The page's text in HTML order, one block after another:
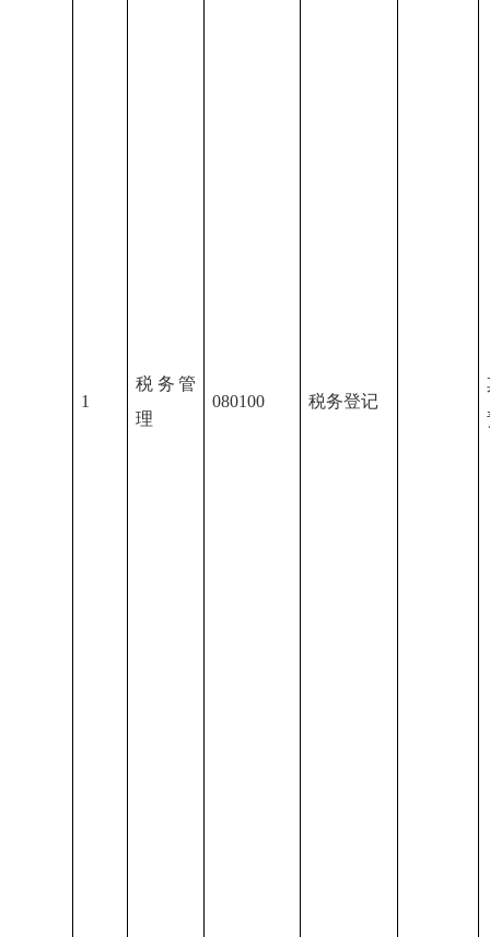
1
税务管
理
080100 税务登记